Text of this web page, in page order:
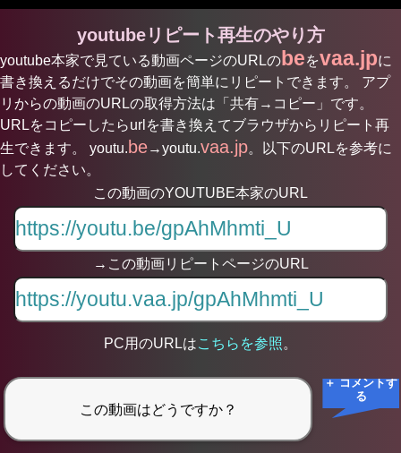
youtubeリピート再生のやり方
youtube本家で見ている動画ページのURLのbeをvaa.jpに
書き換えるだけでその動画を簡単にリピートできます。 アプ
リからの動画のURLの取得方法は「共有→コピー」です。
URLをコピーしたらurlを書き換えてブラウザからリピート再
生できます。 youtu. be→youtu.vaa.jp。以下のURLを参考に
してください。
この動画のYOUTUBE本家のURL
→この動画リピートページのURL
PC用のURLはこちらを参照 。
＋ コメントす
る